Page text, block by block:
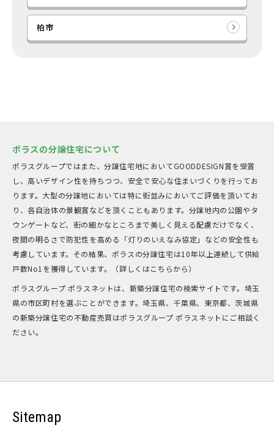
柏市
ポラスの分譲住宅について
ポラスグループではまた、分譲住宅地においてGOODDESIGN賞を受賞
し、高いデザイン性を持ちつつ、安全で安心な住まいづくりを行ってお
ります。大型の分譲地においては特に街並みにおいてご評価を頂いてお
り、各自治体の景観賞などを頂くこともあります。分譲地内の公園やタ
ウンゲートなど、街の細かなところまで美しく見える配慮だけでなく、
夜間の明るさで防犯性を高める「灯りのいえなみ協定」などの安全性も
考慮しています。その結果、ポラスの分譲住宅は10年以上連続して供給
戸数No1を獲得しています。（詳しくはこちらから）
ポラスグループ ポラスネットは、新築分譲住宅の検索サイトです。埼玉
県の市区町村を選ぶことができます。埼玉県、千葉県、東京都、茨城県
の新築分譲住宅の不動産売買はポラスグループ ポラスネットにご相談く
ださい。
Sitemap